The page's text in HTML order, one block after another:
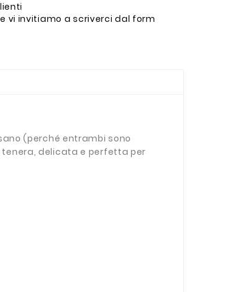
vi invitiamo a scriverci dal form
(perché entrambi sono
delicata e perfetta per